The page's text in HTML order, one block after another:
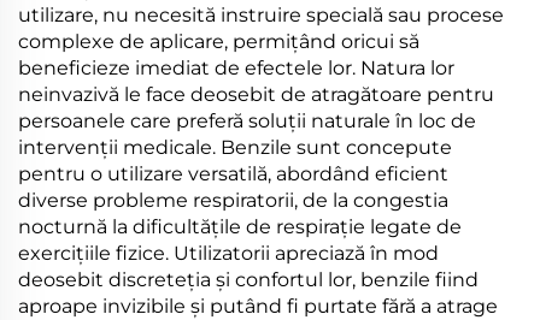
utilizare, nu necesită instruire specială sau procese
complexe de aplicare, permițând oricui să
beneficieze imediat de efectele lor. Natura lor
neinvazivă le face deosebit de atragătoare pentru
persoanele care preferă soluții naturale în loc de
intervenții medicale. Benzile sunt concepute
pentru o utilizare versatilă, abordând eficient
diverse probleme respiratorii, de la congestia
nocturnă la dificultățile de respirație legate de
exercițiile fizice. Utilizatorii apreciază în mod
deosebit discreteția și confortul lor, benzile fiind
aproape invizibile și putând fi purtate fără a atrage